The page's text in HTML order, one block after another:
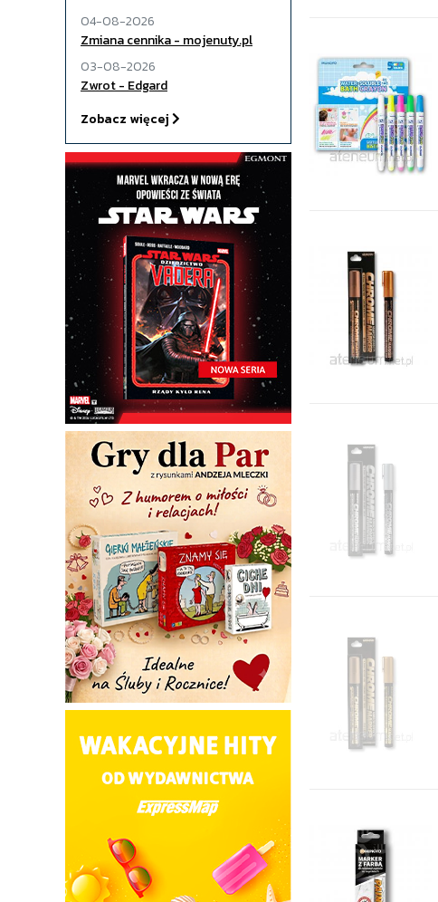
04-08-2026
Zmiana cennika - mojenuty.pl
03-08-2026
Zwrot - Edgard
Zobacz więcej